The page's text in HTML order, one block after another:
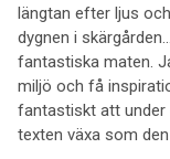
längtan efter ljus
dygnen i
fantastiska maten.
miljö och få
fantastiskt att under
texten växa som